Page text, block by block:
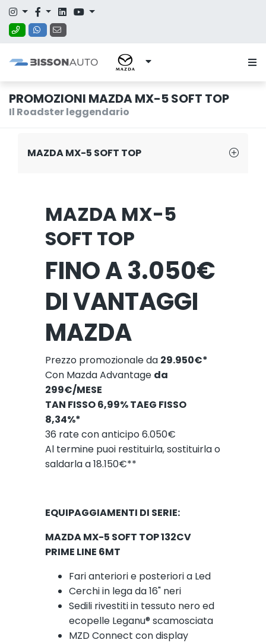
PROMOZIONI MAZDA MX-5 SOFT TOP
Il Roadster leggendario
MAZDA MX-5 SOFT TOP
MAZDA MX-5
SOFT TOP
FINO A 3.050€
DI VANTAGGI
MAZDA
Prezzo promozionale da 29.950€*
Con Mazda Advantage da
299€/MESE
TAN FISSO 6,99% TAEG FISSO
8,34%*
36 rate con anticipo 6.050€
Al termine puoi restituirla, sostituirla o
saldarla a 18.150€**
EQUIPAGGIAMENTI DI SERIE:
MAZDA MX-5 SOFT TOP 132CV
PRIME LINE 6MT
Fari anteriori e posteriori a Led
Cerchi in lega da 16" neri
Sedili rivestiti in tessuto nero ed
ecopelle Leganu® scamosciata
MZD Connect con display